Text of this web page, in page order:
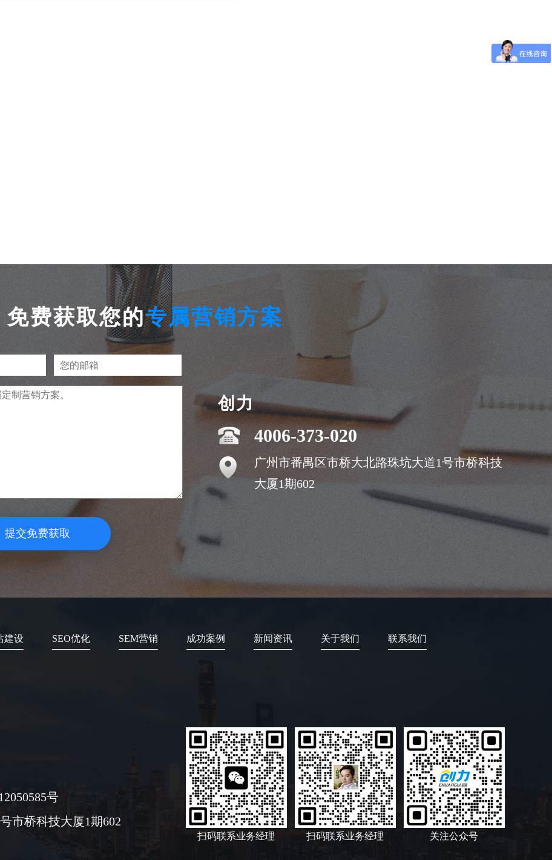
免费获取您的专属营销方案
提交免费获取
创力
4006-373-020
广州市番禺区市桥大北路珠坑大道1号市桥科技
大厦1期602
建设 SEO优化 SEM营销 成功案例 新闻资讯 关于我们 联系我们
号
市桥科技大厦1期602
关注公众号
扫码联系业务经理
扫码联系业务经理